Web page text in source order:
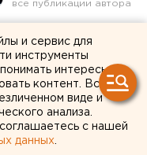
и сервис для
инструменты
интересы
контент. Вся
виде и
анализа.
с нашей
данных